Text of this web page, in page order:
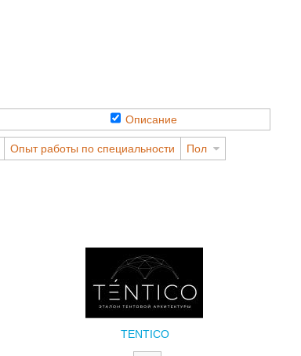
Описание
Опыт работы по специальности
Пол
TENTICO